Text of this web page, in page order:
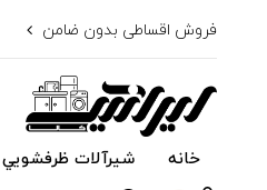
فروش اقساطی بدون ضامن
خانه شیرآلات ظرفشويي